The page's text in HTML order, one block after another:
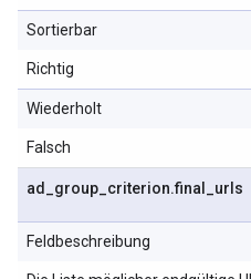
Sortierbar
Richtig
Wiederholt
Falsch
ad group criterion.final urls
Feldbeschreibung